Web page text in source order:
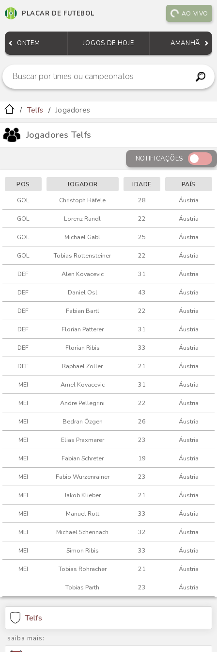
PLACAR DE FUTEBOL AO VIVO
ONTEM JOGOS DE HOJE AMANHÃ
Telfs Jogadores
Jogadores Telfs
NOTIFICAÇÕES
POS JOGADOR IDADE
PAÍS
GOL
Christoph Häfele 28 Áustria
GOL Lorenz Randl 22 Áustria
GOL Michael Gabl 25 Áustria
GOL Tobias Rottensteiner 22 Áustria
DEF Alen Kovacevic 31 Áustria
DEF Daniel Osl 43 Áustria
DEF Fabian Bartl 22 Áustria
DEF Florian Patterer 31 Áustria
DEF Florian Ribis 33 Áustria
DEF Raphael Zoller 21 Áustria
MEI Amel Kovacevic 31 Áustria
MEI Andre Pellegrini 22 Áustria
MEI Bedran Özgen 26 Áustria
MEI Elias Praxmarer 23 Áustria
MEI Fabian Schreter 19 Áustria
MEI Fabio Wurzenrainer 23 Áustria
MEI Jakob Klieber 21 Áustria
MEI Manuel Rott 33 Áustria
MEI Michael Schennach 32 Áustria
MEI Simon Ribis 33 Áustria
MEI Tobias Rohracher 21 Áustria
Tobias Parth 23 Áustria
Telfs
saiba mais: